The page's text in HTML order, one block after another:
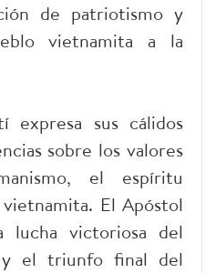
de patriotismo y
vietnamita a la
sus cálidos
sobre los valores
el espíritu
El Apóstol
lucha victoriosa del
y el triunfo final del